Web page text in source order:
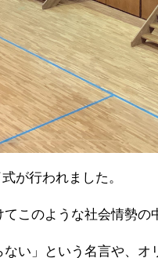
が行われました。
このような社会情勢の
ない」という名言や、